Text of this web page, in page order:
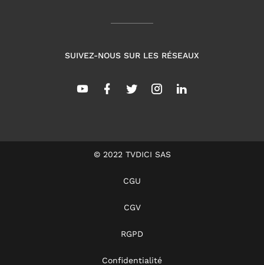
SUIVEZ-NOUS SUR LES RÉSEAUX
© 2022 TVDICI SAS
CGU
CGV
RGPD
Confidentialité